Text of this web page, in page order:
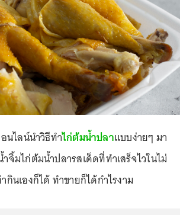
นไลน์นำวิธีทำไก่ต้มน้ำปลาแบบง่ายๆ มา
มไก่ต้มน้ำปลารสเด็ดที่ทำเสร็จไวในไม่
นเองก็ได้ ทำขายก็ได้กำไรงาม